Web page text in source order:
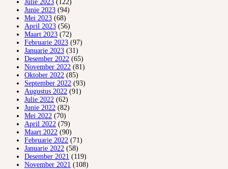
Julie 2023 (122)
Junie 2023 (94)
Mei 2023 (68)
April 2023 (56)
Maart 2023 (72)
Februarie 2023 (97)
Januarie 2023 (31)
Desember 2022 (65)
November 2022 (81)
Oktober 2022 (85)
September 2022 (93)
Augustus 2022 (91)
Julie 2022 (62)
Junie 2022 (82)
Mei 2022 (70)
April 2022 (79)
Maart 2022 (90)
Februarie 2022 (71)
Januarie 2022 (58)
Desember 2021 (119)
November 2021 (108)